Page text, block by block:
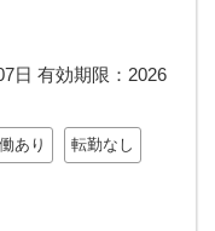
日 有効期限： 2026
あり 転勤なし